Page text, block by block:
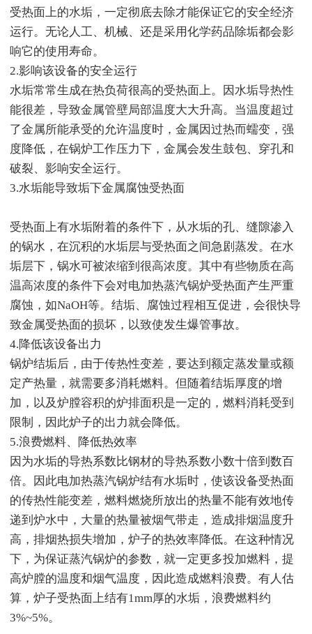
受热面上的水垢，一定彻底去除才能保证它的安全经济
运行。无论人工、机械、还是采用化学药品除垢都会影
响它的使用寿命。
2.影响该设备的安全运行
水垢常常生成在热负荷很高的受热面上。因水垢导热性
能很差，导致金属管壁局部温度大大升高。当温度超过
了金属所能承受的允许温度时，金属因过热而蠕变，强
度降低，在锅炉工作压力下，金属会发生鼓包、穿孔和
破裂、影响安全运行。
3.水垢能导致垢下金属腐蚀受热面
受热面上有水垢附着的条件下，从水垢的孔、缝隙渗入
的锅水，在沉积的水垢层与受热面之间急剧蒸发。在水
垢层下，锅水可被浓缩到很高浓度。其中有些物质在高
温高浓度的条件下会对电加热蒸汽锅炉受热面产生严重
腐蚀，如NaOH等。结垢、腐蚀过程相互促进，会很快导
致金属受热面的损坏，以致使发生爆管事故。
4.降低该设备出力
锅炉结垢后，由于传热性变差，要达到额定蒸发量或额
定产热量，就需要多消耗燃料。但随着结垢厚度的增
加，以及炉膛容积的炉排面积是一定的，燃料消耗受到
限制，因此炉子的出力就会降低。
5.浪费燃料、降低热效率
因为水垢的导热系数比钢材的导热系数小数十倍到数百
倍。因此电加热蒸汽锅炉结有水垢时，使该设备受热面
的传热性能变差，燃料燃烧所放出的热量不能有效地传
递到炉水中，大量的热量被烟气带走，造成排烟温度升
高，排烟热损失增加，炉子的热效率降低。在这种情况
下，为保证蒸汽锅炉的参数，就一定更多投加燃料，提
高炉膛的温度和烟气温度，因此造成燃料浪费。有人估
算，炉子受热面上结有1mm厚的水垢，浪费燃料约
3%~5%。